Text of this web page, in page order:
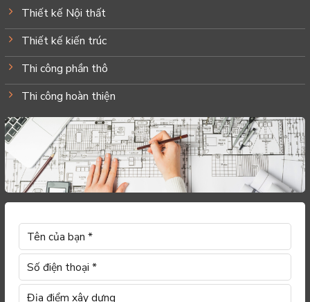
Thiết kế Nội thất
Thiết kế kiến trúc
Thi công phần thô
Thi công hoàn thiện